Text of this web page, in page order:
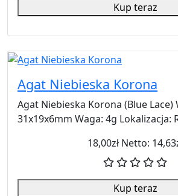
Kup teraz
Agat Niebieska Korona
Agat Niebieska Korona (Blue Lace)
31x19x6mm Waga: 4g Lokalizacja:
18,00zł Netto:
Kup teraz